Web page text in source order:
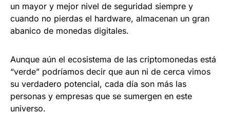
un mayor y mejor nivel de seguridad siempre y
cuando no pierdas el hardware, almacenan un gran
abanico de monedas digitales.
Aunque aún el ecosistema de las criptomonedas está
“verde” podríamos decir que aun ni de cerca vimos
su verdadero potencial, cada día son más las
personas y empresas que se sumergen en este
universo.